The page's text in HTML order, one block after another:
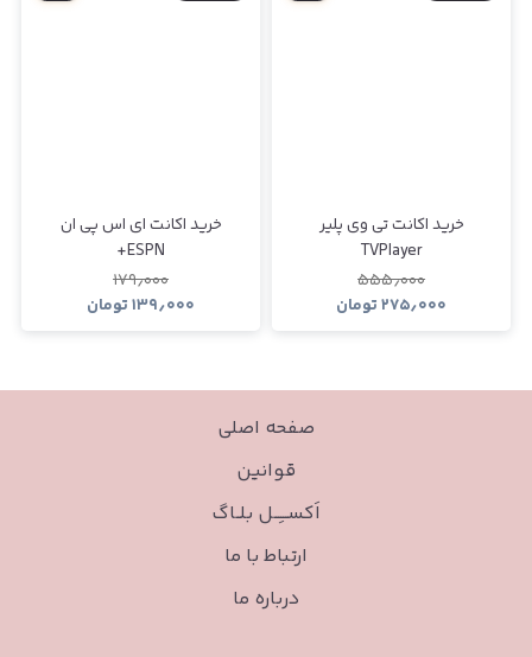
خرید اکانت تی وی پلیر
TVPlayer
۵۵۵٫۰۰۰
۲۷۵٫۰۰۰تومان
خرید اکانت ای اس پی ان
ESPN+
۱۷۹٫۰۰۰
۱۳۹٫۰۰۰تومان
صفحه اصلی
قوانین
اَکســـِـــل بلــاگ
ارتباط با ما
درباره ما